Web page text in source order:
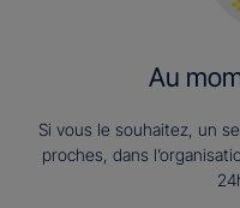
Au
Si vous le souhaitez, un
proches, dans